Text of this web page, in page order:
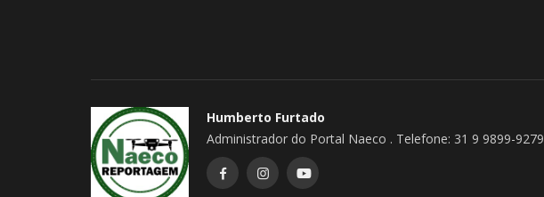
Humberto Furtado
Administrador do Portal Naeco . Telefone: 31 9 9899-9279